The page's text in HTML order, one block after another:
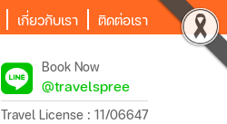
เกี่ยวกับเรา ติดต่อเรา
Book Now
@travelspree
Travel License : 11/06647